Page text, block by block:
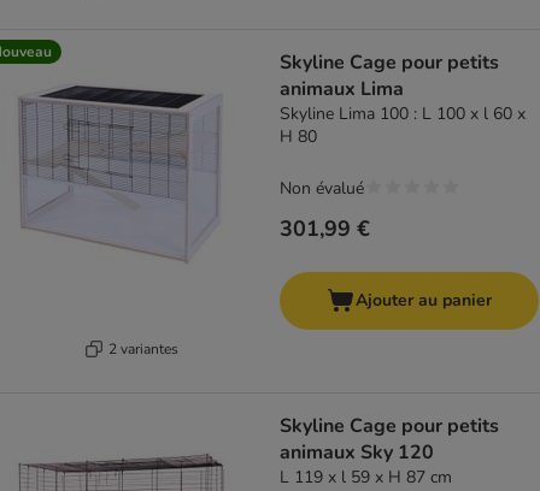
2 variantes
Skyline Cage pour petits
animaux Lima
Skyline Lima 100 : L 100 x l 60 x
H 80
301,99 €
Non évalué
Ajouter au panier
Skyline Cage pour petits
animaux Sky 120
L 119 x l 59 x H 87 cm